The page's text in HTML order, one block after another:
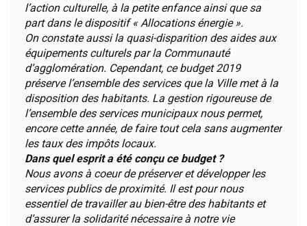
l’action culturelle, à la petite enfance ainsi que sa
part dans le dispositif « Allocations énergie ».
On constate aussi la quasi-disparition des aides aux
équipements culturels par la Communauté
d’agglomération. Cependant, ce budget 2019
préserve l’ensemble des services que la Ville met à la
disposition des habitants. La gestion rigoureuse de
l’ensemble des services municipaux nous permet,
encore cette année, de faire tout cela sans augmenter
les taux des impôts locaux.
Dans quel esprit a été conçu ce budget ?
Nous avons à coeur de préserver et développer les
services publics de proximité. Il est pour nous
essentiel de travailler au bien-être des habitants et
d’assurer la solidarité nécessaire à notre vie